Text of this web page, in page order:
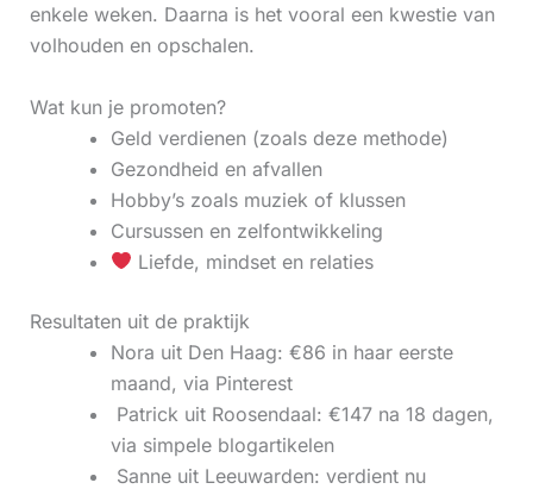
enkele weken. Daarna is het vooral een kwestie van
volhouden en opschalen.
Wat kun je promoten?
Geld verdienen (zoals deze methode)
Gezondheid en afvallen
Hobby’s zoals muziek of klussen
Cursussen en zelfontwikkeling
Liefde, mindset en relaties
Resultaten uit de praktijk
Nora uit Den Haag: €86 in haar eerste
maand, via Pinterest
‍ Patrick uit Roosendaal: €147 na 18 dagen,
via simpele blogartikelen
‍ Sanne uit Leeuwarden: verdient nu